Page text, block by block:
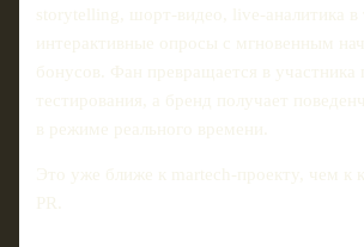
storytelling, шорт‑видео, live‑аналитика в
интерактивные опросы с мгновенным
бонусов. Фан превращается в участника
тестирования, а бренд получает
в режиме реального времени.
Это уже ближе к martech‑проекту, чем к
PR.